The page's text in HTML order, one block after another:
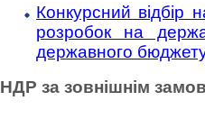
Конкурсний відбір
розробок на
державного
НДР за зовнішнім